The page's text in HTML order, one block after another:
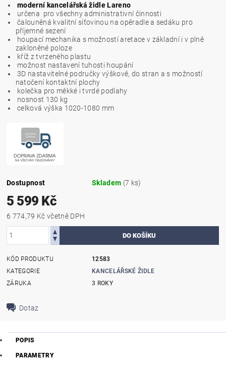
moderní kancelářská židle Lareno
určena pro všechny administrativní činnosti
čalouněná kvalitní síťovinou na opěradle a sedáku pro
příjemné sezení
houpací mechanika s možností aretace v základní i v plně
zakloněné poloze
kříž z tvrzeného plastu
možnost nastavení tuhosti houpání
3D nastavitelné područky výškově, do stran a s možností
natočení kontaktní plochy
kolečka pro měkké i tvrdé podlahy
nosnost 130 kg
celková výška 1020-1080 mm
Dostupnost Skladem (7 ks)
5 599 Kč
6 774,79 Kč včetně DPH
KÓD PRODUKTU
12583
KATEGORIE
KANCELÁŘSKÉ ŽIDLE
ZÁRUKA
3 ROKY
Dotaz
POPIS
PARAMETRY